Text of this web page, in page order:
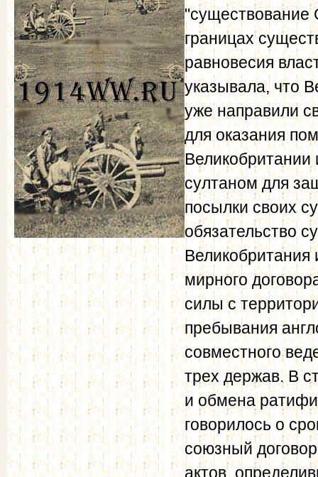
"существование
границах
равновесия
указывала, что
уже направили
для оказания
султаном для
посылки своих
обязательство
Великобритания
мирного
силы с
пребывания
совместного
трех держав. В
и обмена
говорилось о
союзный
актов,